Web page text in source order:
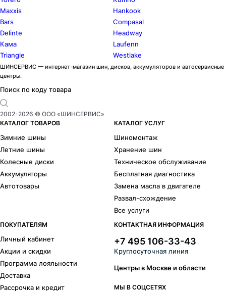
Maxxis
Hankook
Bars
Compasal
Delinte
Headway
Кама
Laufenn
Triangle
Westlake
ШИНСЕРВИС — интернет-магазин шин, дисков, аккумуляторов и автосервисные
центры.
Поиск по коду товара
2002-2026 © ООО «ШИНСЕРВИС»
КАТАЛОГ ТОВАРОВ
Зимние шины
Летние шины
Колесные диски
Аккумуляторы
Автотовары
КАТАЛОГ УСЛУГ
Шиномонтаж
Хранение шин
Техническое обслуживание
Бесплатная диагностика
Замена масла в двигателе
Развал-схождение
Все услуги
ПОКУПАТЕЛЯМ
Личный кабинет
Акции и скидки
Программа лояльности
Доставка
Рассрочка и кредит
КОНТАКТНАЯ ИНФОРМАЦИЯ
+7 495 106-33-43
Круглосуточная линия
Центры в Москве и области
МЫ В СОЦСЕТЯХ